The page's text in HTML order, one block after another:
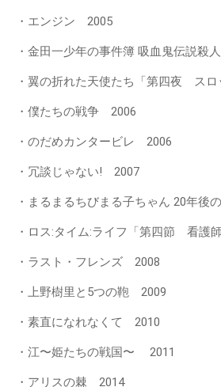
・エンジン 2005
・金田一少年の事件簿 吸血鬼伝説殺
・翼の折れた天使たち「第四夜 ス
・僕たちの戦争 2006
・のだめカンタービレ 2006
・冗談じゃない! 2007
・まるまるちびまる子ちゃん 20年後
・ロス:タイム:ライフ「第四節 看護
・ラスト・フレンズ 2008
・上野樹里と5つの鞄 2009
・素直になれなくて 2010
・江〜姫たちの戦国〜 2011
・アリスの棘 2014